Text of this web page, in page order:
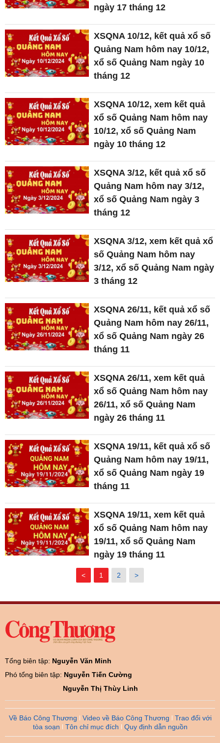
ngày 17 tháng 12
XSQNA 10/12, kết quả xổ số
Quảng Nam hôm nay 10/12,
xổ số Quảng Nam ngày 10
tháng 12
XSQNA 10/12, xem kết quả
xổ số Quảng Nam hôm nay
10/12, xổ số Quảng Nam
ngày 10 tháng 12
XSQNA 3/12, kết quả xổ số
Quảng Nam hôm nay 3/12,
xổ số Quảng Nam ngày 3
tháng 12
XSQNA 3/12, xem kết quả xổ
số Quảng Nam hôm nay
3/12, xổ số Quảng Nam ngày
3 tháng 12
XSQNA 26/11, kết quả xổ số
Quảng Nam hôm nay 26/11,
xổ số Quảng Nam ngày 26
tháng 11
XSQNA 26/11, xem kết quả
xổ số Quảng Nam hôm nay
26/11, xổ số Quảng Nam
ngày 26 tháng 11
XSQNA 19/11, kết quả xổ số
Quảng Nam hôm nay 19/11,
xổ số Quảng Nam ngày 19
tháng 11
XSQNA 19/11, xem kết quả
xổ số Quảng Nam hôm nay
19/11, xổ số Quảng Nam
ngày 19 tháng 11
< 1 2 >
Tổng biên tập: Nguyễn Văn Minh
Phó tổng biên tập: Nguyễn Tiến Cường
Nguyễn Thị Thùy Linh
Về Báo Công Thương Video về Báo Công Thương
Trao đổi với
tòa soạn
Tôn chỉ mục đích Quy định dẫn nguồn